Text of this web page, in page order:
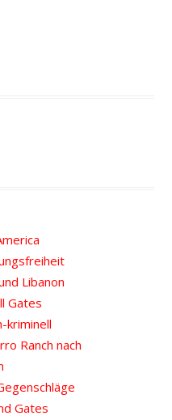
Libanon
Gates
kriminell
Ranch nach
Gates